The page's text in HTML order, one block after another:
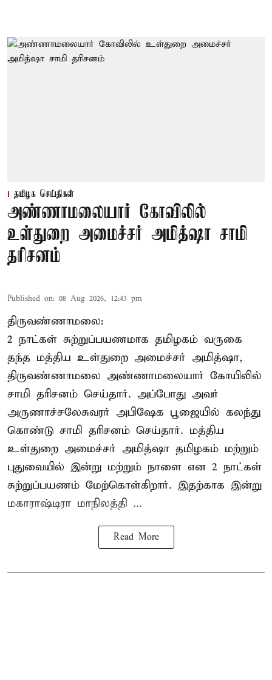
தமிழக செய்திகள்
அண்ணாமலையார் கோவிலில்
உள்துறை அமைச்சர் அமித்ஷா சாமி
தரிசனம்
Published on: 08 Aug 2026, 12:43 pm
திருவண்ணாமலை:
2 நாட்கள் சுற்றுப்பயணமாக தமிழகம் வருகை
தந்த மத்திய உள்துறை அமைச்சர் அமித்ஷா,
திருவண்ணாமலை அண்ணாமலையார் கோயிலில்
சாமி தரிசனம் செய்தார். அப்போது அவர்
அருணாச்சலேசுவரர் அபிஷேக பூஜையில் கலந்து
கொண்டு சாமி தரிசனம் செய்தார். மத்திய
உள்துறை அமைச்சர் அமித்ஷா தமிழகம் மற்றும்
புதுவையில் இன்று மற்றும் நாளை என 2 நாட்கள்
சுற்றுப்பயணம் மேற்கொள்கிறார். இதற்காக இன்று
மகாராஷ்டிரா மாநிலத்தி ...
Read More